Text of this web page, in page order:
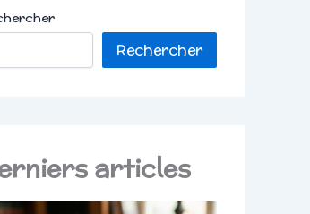
Rechercher
articles